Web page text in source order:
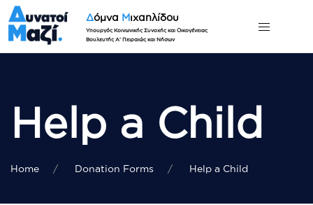
Δόμνα Μιχαηλίδου
Υπουργός Κοινωνικής Συνοχής και Οικογένειας
Βουλευτής Α' Πειραιώς και Νήσων
Help a Child
Home Donation Forms Help a Child